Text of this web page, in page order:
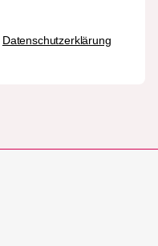
Datenschutzerklärung